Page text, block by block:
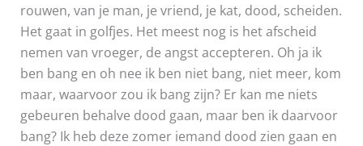
rouwen, van je man, je vriend, je kat, dood, scheiden.
Het gaat in golfjes. Het meest nog is het afscheid
nemen van vroeger, de angst accepteren. Oh ja ik
ben bang en oh nee ik ben niet bang, niet meer, kom
maar, waarvoor zou ik bang zijn? Er kan me niets
gebeuren behalve dood gaan, maar ben ik daarvoor
bang? Ik heb deze zomer iemand dood zien gaan en